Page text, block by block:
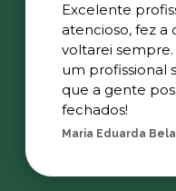
Excelente
atencioso, fez a
voltarei
um profissional
que a gente
fechados!
Maria Eduarda